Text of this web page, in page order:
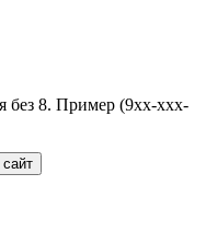
без 8. Пример (9хх-ххх-